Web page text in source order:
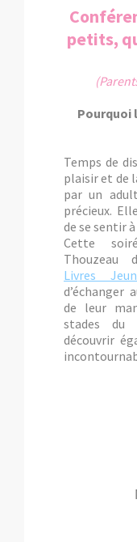
petits,
Pourquoi
Temps de
plaisir et de
par un
précieux.
de se sentir
Cette
Thouzeau
Livres
d’échanger
de leur
stades
découvrir